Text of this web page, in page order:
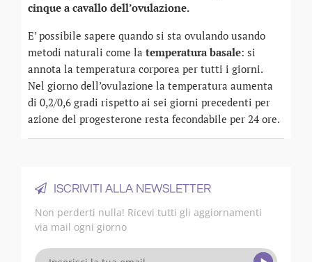
cinque a cavallo dell’ovulazione.
E’ possibile sapere quando si sta ovulando usando
metodi naturali come la temperatura basale: si
annota la temperatura corporea per tutti i giorni.
Nel giorno dell’ovulazione la temperatura aumenta
di 0,2/0,6 gradi rispetto ai sei giorni precedenti per
azione del progesterone resta fecondabile per 24 ore.
ISCRIVITI ALLA NEWSLETTER
Non perderti nulla! Ricevi tutti gli aggiornamenti
via mail ogni giorno